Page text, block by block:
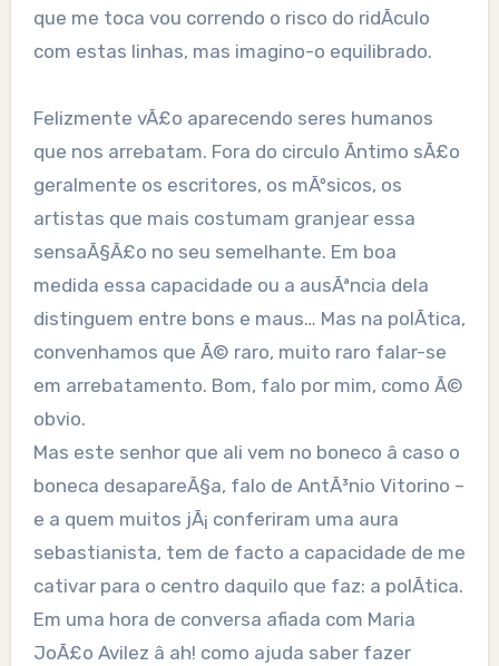
que me toca vou correndo o risco do ridÃ­culo
com estas linhas, mas imagino-o equilibrado.
Felizmente vÃ£o aparecendo seres humanos
que nos arrebatam. Fora do circulo Ã­ntimo sÃ£o
geralmente os escritores, os mÃºsicos, os
artistas que mais costumam granjear essa
sensaÃ§Ã£o no seu semelhante. Em boa
medida essa capacidade ou a ausÃªncia dela
distinguem entre bons e maus… Mas na polÃ­tica,
convenhamos que Ã© raro, muito raro falar-se
em arrebatamento. Bom, falo por mim, como Ã©
obvio.
Mas este senhor que ali vem no boneco â caso o
boneca desapareÃ§a, falo de AntÃ³nio Vitorino –
e a quem muitos jÃ¡ conferiram uma aura
sebastianista, tem de facto a capacidade de me
cativar para o centro daquilo que faz: a polÃ­tica.
Em uma hora de conversa afiada com Maria
JoÃ£o Avilez â ah! como ajuda saber fazer